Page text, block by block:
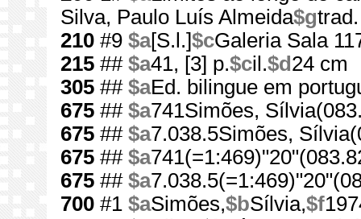
Silva, Paulo Luís Almeida$g
210#9 $a[S.l.]$cGaleria Sala
215## $a41, [3] p.$cil.$d 24 cm
305## $aEd. bilingue em
675## $a741Simões,
675## $a7.038.5Simões,
675## $a
675## $a
700#1 $aSimões,$bSílvia,$f